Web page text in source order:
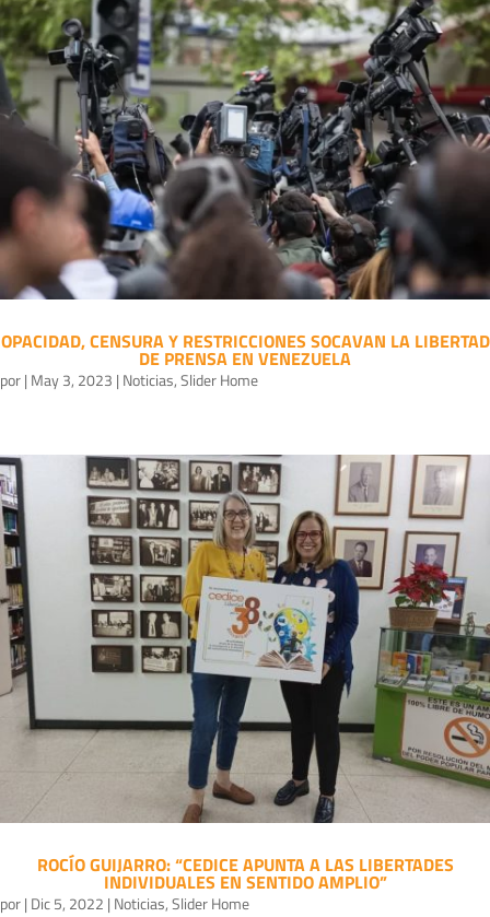
OPACIDAD, CENSURA Y RESTRICCIONES SOCAVAN LA LIBERTAD
DE PRENSA EN VENEZUELA
por| May 3, 2023 | Noticias,Slider Home
ROCÍO GUIJARRO: “CEDICE APUNTA A LAS LIBERTADES
INDIVIDUALES EN SENTIDO AMPLIO”
por| Dic 5, 2022 | Noticias,Slider Home